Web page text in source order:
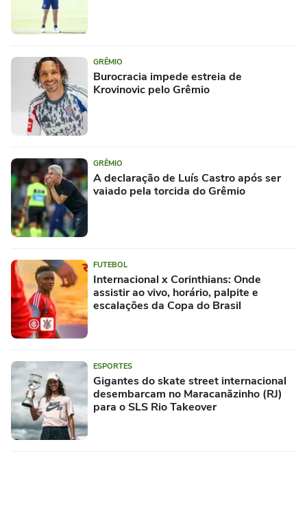
GRÊMIO
Burocracia impede estreia de
Krovinovic pelo Grêmio
GRÊMIO
A declaração de Luís Castro após ser
vaiado pela torcida do Grêmio
FUTEBOL
Internacional x Corinthians: Onde
assistir ao vivo, horário, palpite e
escalações da Copa do Brasil
ESPORTES
Gigantes do skate street internacional
desembarcam no Maracanãzinho (RJ)
para o SLS Rio Takeover